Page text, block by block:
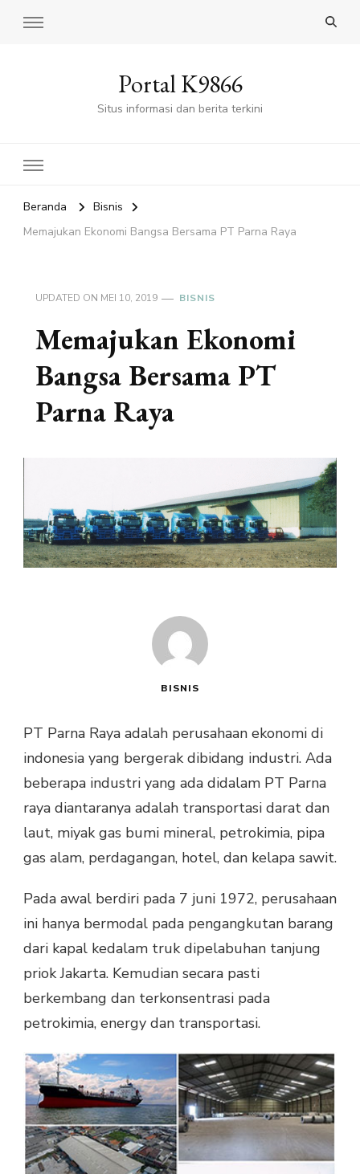
Portal K9866
Situs informasi dan berita terkini
Beranda
Bisnis
Memajukan Ekonomi Bangsa Bersama PT Parna Raya
UPDATED ON MEI 10, 2019 BISNIS
Memajukan Ekonomi
Bangsa Bersama PT
Parna Raya
BISNIS
PT Parna Raya adalah perusahaan ekonomi di
indonesia yang bergerak dibidang industri. Ada
beberapa industri yang ada didalam PT Parna
raya diantaranya adalah transportasi darat dan
laut, miyak gas bumi mineral, petrokimia, pipa
gas alam, perdagangan, hotel, dan kelapa sawit.
Pada awal berdiri pada 7 juni 1972, perusahaan
ini hanya bermodal pada pengangkutan barang
dari kapal kedalam truk dipelabuhan tanjung
priok Jakarta. Kemudian secara pasti
berkembang dan terkonsentrasi pada
petrokimia, energy dan transportasi.